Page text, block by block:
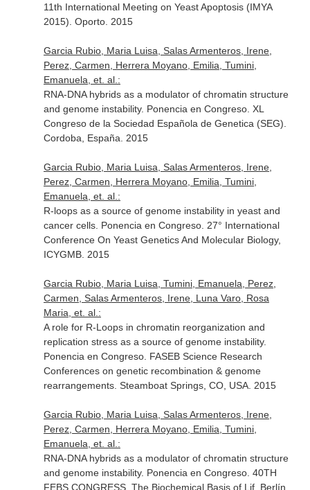
11th International Meeting on Yeast Apoptosis (IMYA
2015). Oporto. 2015
Garcia Rubio, Maria Luisa, Salas Armenteros, Irene,
Perez, Carmen, Herrera Moyano, Emilia, Tumini,
Emanuela, et. al.:
RNA-DNA hybrids as a modulator of chromatin structure
and genome instability. Ponencia en Congreso. XL
Congreso de la Sociedad Española de Genetica (SEG).
Cordoba, España. 2015
Garcia Rubio, Maria Luisa, Salas Armenteros, Irene,
Perez, Carmen, Herrera Moyano, Emilia, Tumini,
Emanuela, et. al.:
R-loops as a source of genome instability in yeast and
cancer cells. Ponencia en Congreso. 27° International
Conference On Yeast Genetics And Molecular Biology,
ICYGMB. 2015
Garcia Rubio, Maria Luisa, Tumini, Emanuela, Perez,
Carmen, Salas Armenteros, Irene, Luna Varo, Rosa
Maria, et. al.:
A role for R-Loops in chromatin reorganization and
replication stress as a source of genome instability.
Ponencia en Congreso. FASEB Science Research
Conferences on genetic recombination & genome
rearrangements. Steamboat Springs, CO, USA. 2015
Garcia Rubio, Maria Luisa, Salas Armenteros, Irene,
Perez, Carmen, Herrera Moyano, Emilia, Tumini,
Emanuela, et. al.:
RNA-DNA hybrids as a modulator of chromatin structure
and genome instability. Ponencia en Congreso. 40TH
FEBS CONGRESS. The Biochemical Basis of Lif. Berlín,